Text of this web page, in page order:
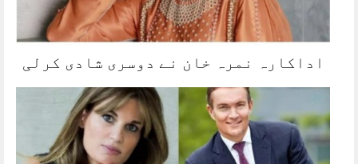
اداکارہ نمرہ خان نے دوسری شادی کرلی